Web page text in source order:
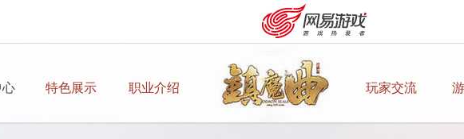
心 特色展示 职业介绍 玩家交流